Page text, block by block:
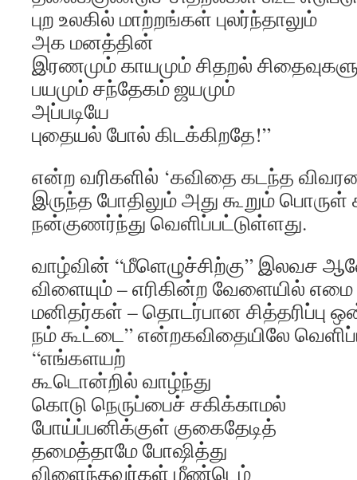
புற உலகில் மாற்றங்கள் புலர்ந்தாலும்
அக மனத்தின்
இரணமும் காயமும் சிதறல்
பயமும் சந்தேகம் ஜயமும்
அப்படியே
புதையல் போல் கிடக்கிறதே!”
என்ற வரிகளில் ‘கவிதை கடந்த
இருந்த போதிலும் அது கூறும்
நன்குணர்ந்து வெளிப்பட்டுள்ளது.
வாழ்வின் “மீளெழுச்சிற்கு” இலவச
விளையும் – எரிகின்ற வேளையில் எமை
மனிதர்கள் – தொடர்பான சித்தரிப்பு
நம் கூட்டை” என்றகவிதையிலே
“எங்களயற்
கூடொன்றில் வாழ்ந்து
கொடு நெருப்பைச் சகிக்காமல்
போய்ப்பனிக்குள் குகைதேடித்
தமைத்தாமே போஷித்து
விளைந்தவர்கள் மீண்டெம்